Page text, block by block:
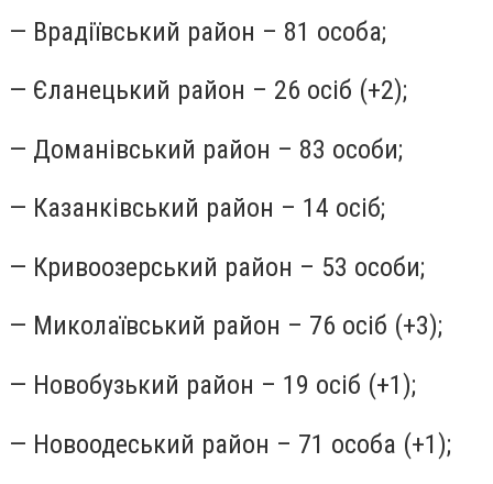
— Врадіївський район – 81 особа;
— Єланецький район – 26 осіб (+2);
— Доманівський район – 83 особи;
— Казанківський район – 14 осіб;
— Кривоозерський район – 53 особи;
— Миколаївський район – 76 осіб (+3);
— Новобузький район – 19 осіб (+1);
— Новоодеський район – 71 особа (+1);